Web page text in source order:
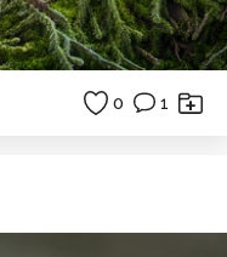
0 1